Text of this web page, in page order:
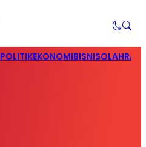
POLITIKEKONOMIBISNIS